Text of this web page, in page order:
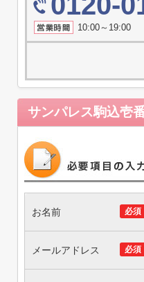
10:00～19:00
サンパレス駒込壱
必須
お名前
必須
メールアドレス